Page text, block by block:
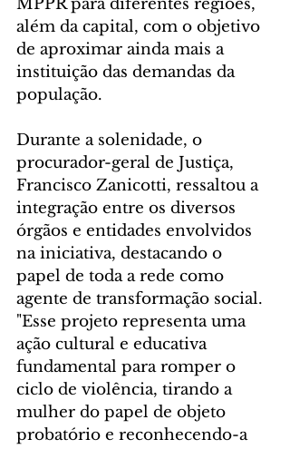
MPPR para diferentes regiões,
além da capital, com o objetivo
de aproximar ainda mais a
instituição das demandas da
população.
Durante a solenidade, o
procurador-geral de Justiça,
Francisco Zanicotti, ressaltou a
integração entre os diversos
órgãos e entidades envolvidos
na iniciativa, destacando o
papel de toda a rede como
agente de transformação social.
"Esse projeto representa uma
ação cultural e educativa
fundamental para romper o
ciclo de violência, tirando a
mulher do papel de objeto
probatório e reconhecendo-a